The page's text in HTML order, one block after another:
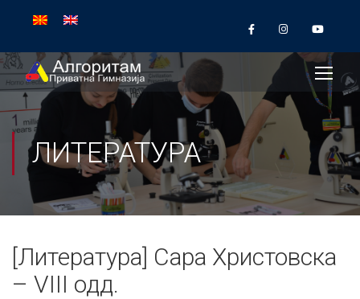
ЛИТЕРАТУРА
[Литература] Сара Христовска
– VIII одд.